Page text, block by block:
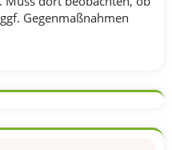
Gegenmaßnahmen